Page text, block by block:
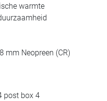
warmte
mm Neopreen (CR)
post box 4